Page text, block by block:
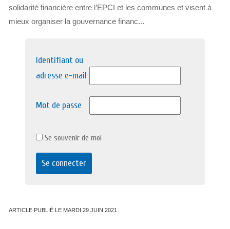
solidarité financière entre l’EPCI et les communes et visent à
mieux organiser la gouvernance financ...
Identifiant ou
adresse e-mail
Mot de passe
Se souvenir de moi
ARTICLE PUBLIÉ LE MARDI 29 JUIN 2021